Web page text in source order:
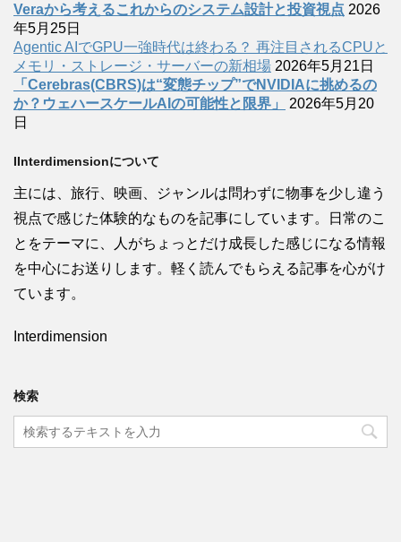
Veraから考えるこれからのシステム設計と投資視点 2026
年5月25日
Agentic AIでGPU一強時代は終わる？ 再注目されるCPUと
メモリ・ストレージ・サーバーの新相場 2026年5月21日
「Cerebras(CBRS)は“変態チップ”でNVIDIAに挑めるの
か？ウェハースケールAIの可能性と限界」
2026年5月20
日
IInterdimensionについて
主には、旅行、映画、ジャンルは問わずに物事を少し違う
視点で感じた体験的なものを記事にしています。日常のこ
とをテーマに、人がちょっとだけ成長した感じになる情報
を中心にお送りします。軽く読んでもらえる記事を心がけ
ています。
Interdimension
検索